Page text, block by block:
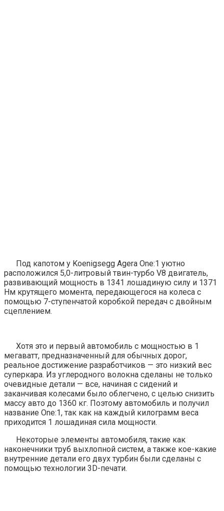
Под капотом у Koenigsegg Agera One:1 уютно
расположился 5,0-литровый твин-турбо V8 двигатель,
развивающий мощность в 1341 лошадиную силу и 1371
Нм крутящего момента, передающегося на колеса с
помощью 7-ступенчатой коробкой передач с двойным
сцеплением.
Хотя это и первый автомобиль с мощностью в 1
мегаватт, предназначенный для обычных дорог,
реальное достижение разработчиков — это низкий вес
суперкара. Из углеродного волокна сделаны не только
очевидные детали — все, начиная с сидений и
заканчивая колесами было облегчено, с целью снизить
массу авто до 1360 кг. Поэтому автомобиль и получил
название One:1, так как на каждый килограмм веса
приходится 1 лошадиная сила мощности.
Некоторые элементы автомобиля, такие как
наконечники труб выхлопной систем, а также кое-какие
внутренние детали его двух турбин были сделаны с
помощью технологии 3D-печати.